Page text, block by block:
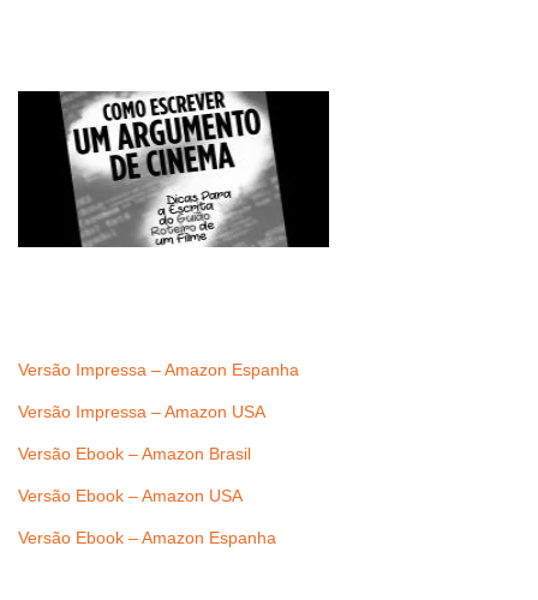
Versão Impressa – Amazon Espanha
Versão Impressa – Amazon USA
Versão Ebook – Amazon Brasil
Versão Ebook – Amazon USA
Versão Ebook – Amazon Espanha